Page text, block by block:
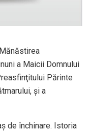
a Maicii Domnului
Părinte
şi a
de închinare. Istoria